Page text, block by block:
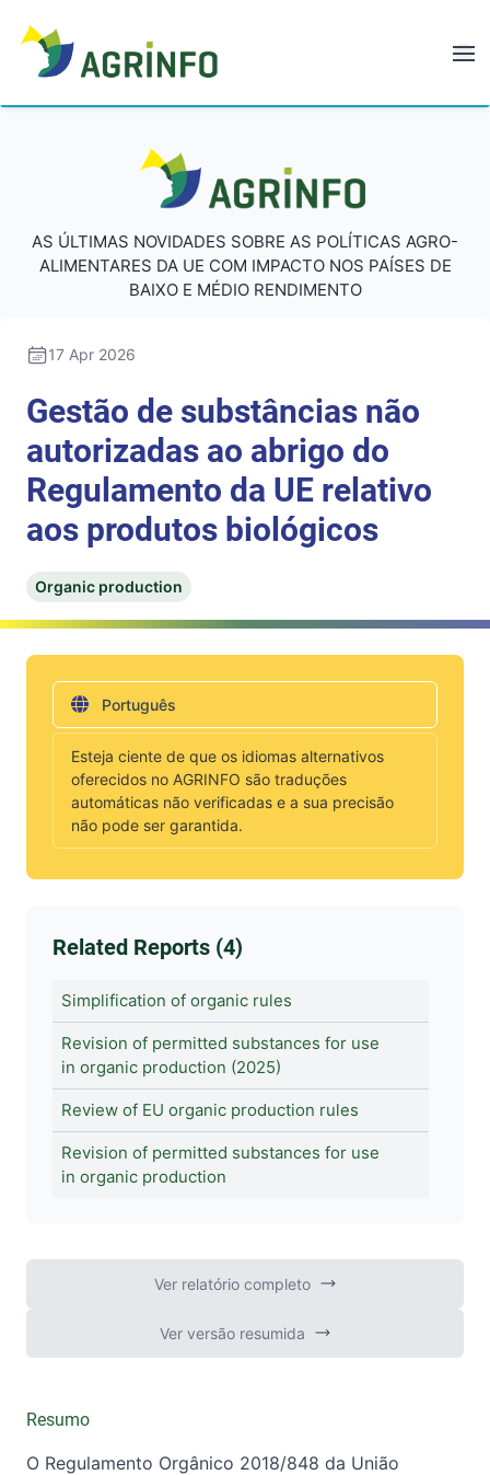
AGRINFO
AS ÚLTIMAS NOVIDADES SOBRE AS POLÍTICAS AGRO-
ALIMENTARES DA UE COM IMPACTO NOS PAÍSES DE
BAIXO E MÉDIO RENDIMENTO
17 Apr 2026
Gestão de substâncias não
autorizadas ao abrigo do
Regulamento da UE relativo
aos produtos biológicos
Organic production
Ver relatório completo
Ver versão resumida
Resumo
O Regulamento Orgânico 2018/848 da União
Português
Esteja ciente de que os idiomas alternativos
oferecidos no AGRINFO são traduções
automáticas não verificadas e a sua precisão
não pode ser garantida.
Related Reports (4)
Simplification of organic rules
Revision of permitted substances for use
in organic production (2025)
Review of EU organic production rules
Revision of permitted substances for use
in organic production